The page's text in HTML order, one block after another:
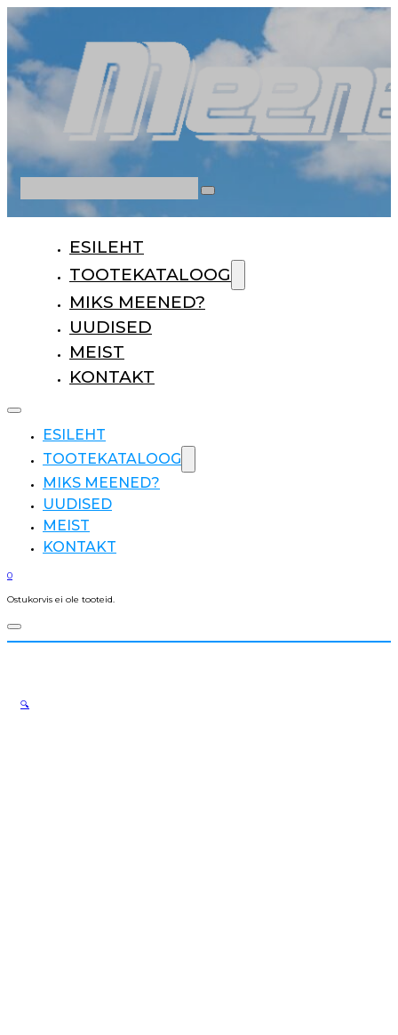
ESILEHT
TOOTEKATALOOG
MIKS MEENED?
UUDISED
MEIST
KONTAKT
ESILEHT
TOOTEKATALOOG
MIKS MEENED?
UUDISED
MEIST
KONTAKT
0
Ostukorvis ei ole tooteid.
🔍